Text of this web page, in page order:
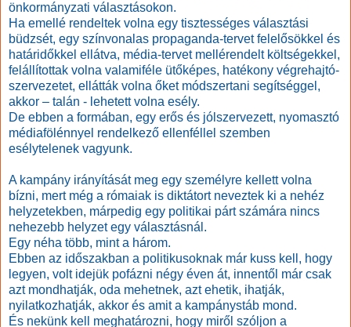
önkormányzati választásokon.
Ha emellé rendeltek volna egy tisztességes választási
büdzsét, egy színvonalas propaganda-tervet felelősökkel és
határidőkkel ellátva, média-tervet mellérendelt költségekkel,
felállítottak volna valamiféle ütőképes, hatékony végrehajtó-
szervezetet, ellátták volna őket módszertani segítséggel,
akkor – talán - lehetett volna esély.
De ebben a formában, egy erős és jólszervezett, nyomasztó
médiafölénnyel rendelkező ellenféllel szemben
esélytelenek vagyunk.
A kampány irányítását meg egy személyre kellett volna
bízni, mert még a rómaiak is diktátort neveztek ki a nehéz
helyzetekben, márpedig egy politikai párt számára nincs
nehezebb helyzet egy választásnál.
Egy néha több, mint a három.
Ebben az időszakban a politikusoknak már kuss kell, hogy
legyen, volt idejük pofázni négy éven át, innentől már csak
azt mondhatják, oda mehetnek, azt ehetik, ihatják,
nyilatkozhatják, akkor és amit a kampánystáb mond.
És nekünk kell meghatározni, hogy miről szóljon a